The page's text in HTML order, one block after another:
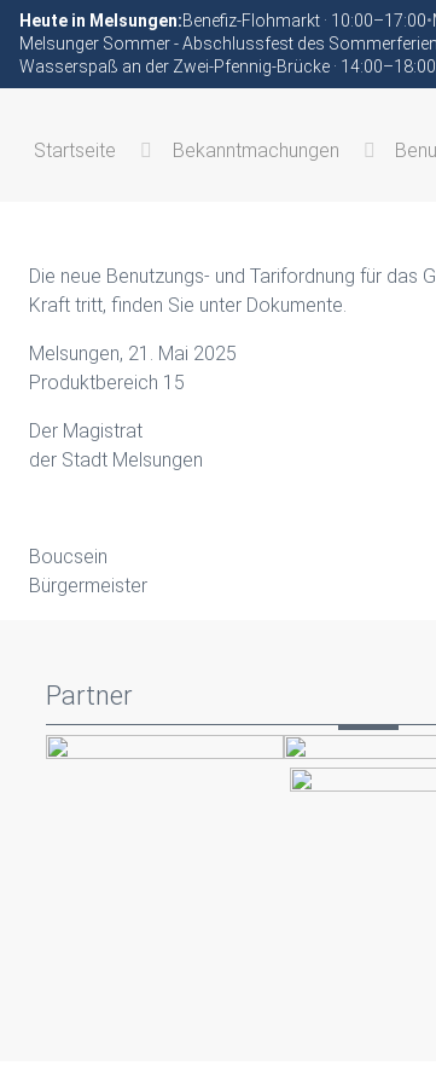
Heute in Melsungen:Benefiz-Flohmarkt · 10:00–17:00•
Melsunger Sommer - Abschlussfest des
Wasserspaß an der Zwei-Pfennig-Brücke · 14:00–18:00
Startseite Bekanntmachungen
Die neue Benutzungs- und Tarifordnung für das
Kraft tritt, finden Sie unter Dokumente.
Melsungen, 21. Mai 2025
Produktbereich 15
Der Magistrat
der Stadt Melsungen
Boucsein
Bürgermeister
Partner